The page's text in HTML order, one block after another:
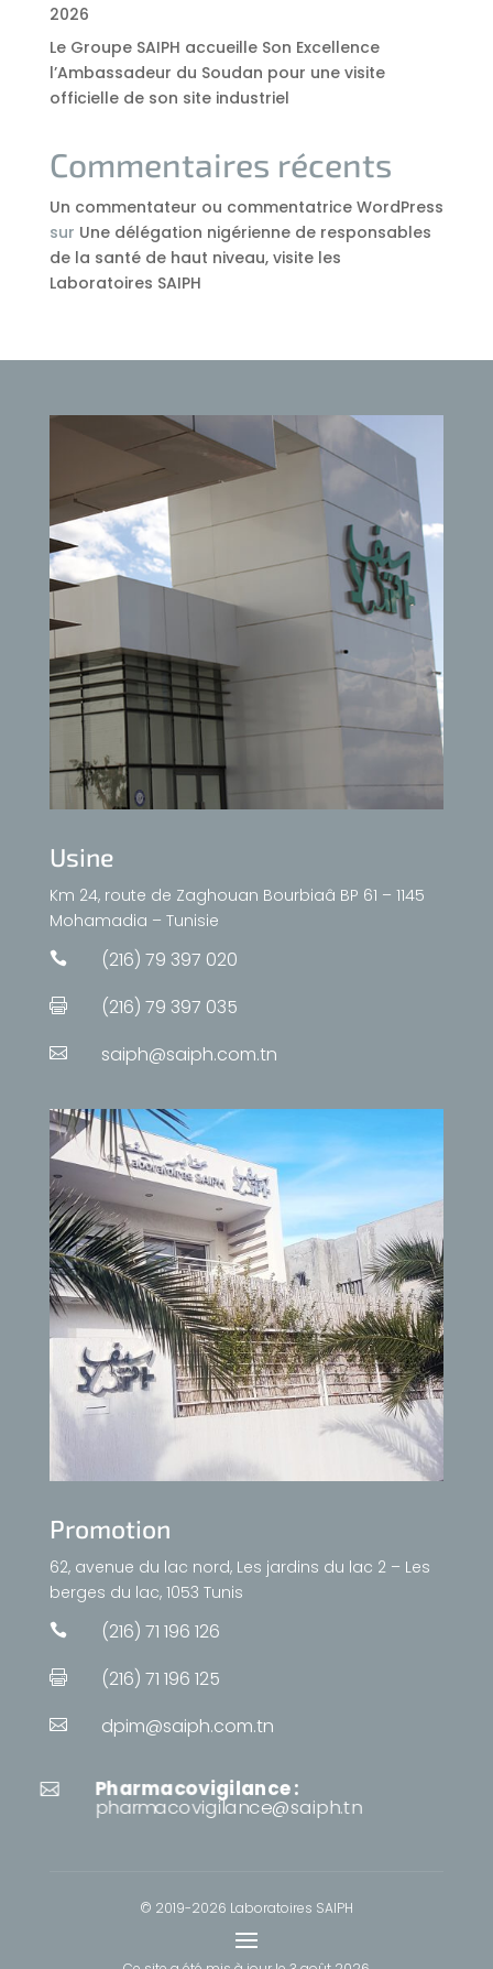
2026
Le Groupe SAIPH accueille Son Excellence
l’Ambassadeur du Soudan pour une visite
officielle de son site industriel
Commentaires récents
Un commentateur ou commentatrice WordPress
sur Une délégation nigérienne de responsables
de la santé de haut niveau, visite les
Laboratoires SAIPH
Usine
Km 24, route de Zaghouan Bourbiaâ BP 61 – 1145
Mohamadia – Tunisie
 (216) 79 397 020
 (216) 79 397 035
 saiph@saiph.com.tn
Promotion
62, avenue du lac nord, Les jardins du lac 2 – Les
berges du lac, 1053 Tunis
 (216) 71 196 126
 (216) 71 196 125
 dpim@saiph.com.tn
 Pharmacovigilance :
pharmacovigilance@saiph.tn
© 2019-2026 Laboratoires SAIPH